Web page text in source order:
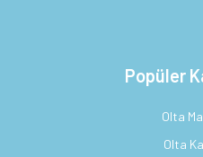
Popüler
Olta
Olta